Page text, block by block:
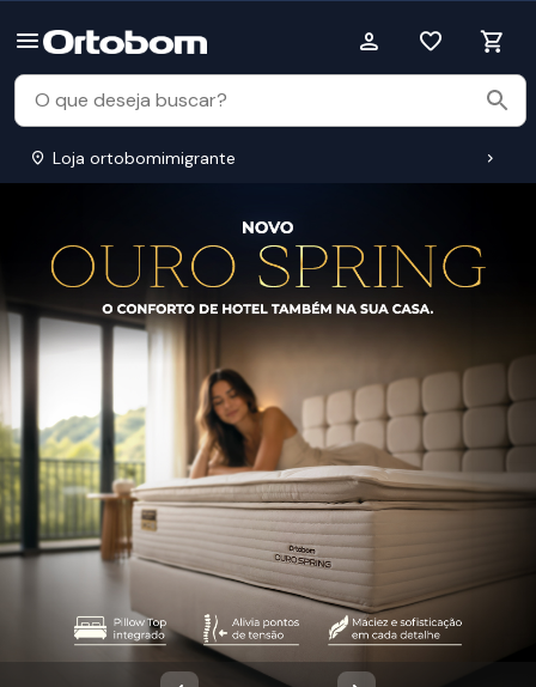
Loja ortobomimigrante